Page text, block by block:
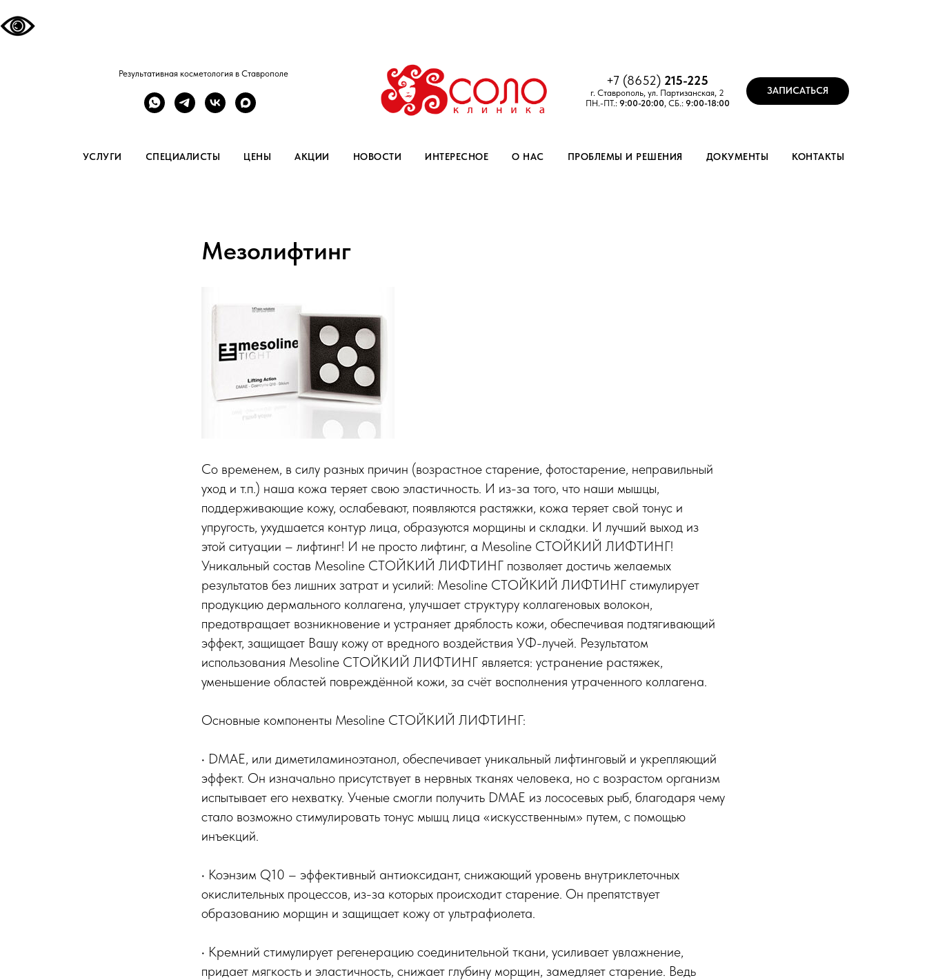
Результативная косметология в Ставрополе +7 (8652) 215-225
г. Ставрополь, ул. Партизанская, 2
ПН.-ПТ.: 9:00-20:00, СБ.: 9:00-18:00
ЗАПИСАТЬСЯ
УСЛУГИ СПЕЦИАЛИСТЫ ЦЕНЫ АКЦИИ НОВОСТИ ИНТЕРЕСНОЕ О НАС ПРОБЛЕМЫ И РЕШЕНИЯ ДОКУМЕНТЫ КОНТАКТЫ
Мезолифтинг
Со временем, в силу разных причин (возрастное старение, фотостарение, неправильный
уход и т.п.) наша кожа теряет свою эластичность. И из-за того, что наши мышцы,
поддерживающие кожу, ослабевают, появляются растяжки, кожа теряет свой тонус и
упругость, ухудшается контур лица, образуются морщины и складки. И лучший выход из
этой ситуации – лифтинг! И не просто лифтинг, а Мesoline СТОЙКИЙ ЛИФТИНГ!
Уникальный состав Мesoline СТОЙКИЙ ЛИФТИНГ позволяет достичь желаемых
результатов без лишних затрат и усилий: Мesoline СТОЙКИЙ ЛИФТИНГ стимулирует
продукцию дермального коллагена, улучшает структуру коллагеновых волокон,
предотвращает возникновение и устраняет дряблость кожи, обеспечивая подтягивающий
эффект, защищает Вашу кожу от вредного воздействия УФ-лучей. Результатом
использования Мesoline СТОЙКИЙ ЛИФТИНГ является: устранение растяжек,
уменьшение областей повреждённой кожи, за счёт восполнения утраченного коллагена.
Основные компоненты Mesoline СТОЙКИЙ ЛИФТИНГ:
• DMAE, или диметиламиноэтанол, обеспечивает уникальный лифтинговый и укрепляющий
эффект. Он изначально присутствует в нервных тканях человека, но с возрастом организм
испытывает его нехватку. Ученые смогли получить DMAE из лососевых рыб, благодаря чему
стало возможно стимулировать тонус мышц лица «искусственным» путем, с помощью
инъекций.
• Коэнзим Q10 – эффективный антиоксидант, снижающий уровень внутриклеточных
окислительных процессов, из-за которых происходит старение. Он препятствует
образованию морщин и защищает кожу от ультрафиолета.
• Кремний стимулирует регенерацию соединительной ткани, усиливает увлажнение,
придает мягкость и эластичность, снижает глубину морщин, замедляет старение. Ведь